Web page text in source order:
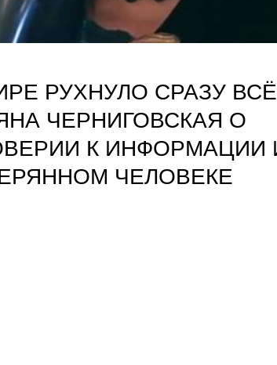
РУХНУЛО СРАЗУ
ЧЕРНИГОВСКАЯ О
К ИНФОРМАЦИИ
ЧЕЛОВЕКЕ